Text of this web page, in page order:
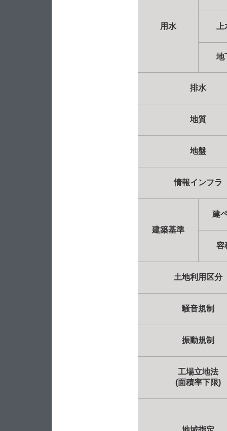
用水
地
排水
地質
地盤
情報インフラ
建築基準
建
容
土地利用区分
騒音規制
振動規制
工場立地法
(面積率下限)